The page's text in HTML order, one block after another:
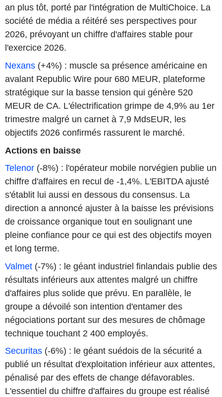
an plus tôt, porté par l'intégration de MultiChoice. La
société de média a réitéré ses perspectives pour
2026, prévoyant un chiffre d'affaires stable pour
l'exercice 2026.
Nexans (+4%) : muscle sa présence américaine en
avalant Republic Wire pour 680 MEUR, plateforme
stratégique sur la basse tension qui génère 520
MEUR de CA. L'électrification grimpe de 4,9% au 1er
trimestre malgré un carnet à 7,9 MdsEUR, les
objectifs 2026 confirmés rassurent le marché.
Actions en baisse
Telenor (-8%) : l'opérateur mobile norvégien publie un
chiffre d'affaires en recul de -1,4%. L'EBITDA ajusté
s'établit lui aussi en dessous du consensus. La
direction a annoncé ajuster à la baisse les prévisions
de croissance organique tout en soulignant une
pleine confiance pour ce qui est des objectifs moyen
et long terme.
Valmet (-7%) : le géant industriel finlandais publie des
résultats inférieurs aux attentes malgré un chiffre
d'affaires plus solide que prévu. En parallèle, le
groupe a dévoilé son intention d'entamer des
négociations portant sur des mesures de chômage
technique touchant 2 400 employés.
Securitas (-6%) : le géant suédois de la sécurité a
publié un résultat d'exploitation inférieur aux attentes,
pénalisé par des effets de change défavorables.
L'essentiel du chiffre d'affaires du groupe est réalisé